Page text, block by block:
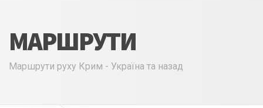
МАРШРУТИ
Маршрути руху Крим - Україна та назад